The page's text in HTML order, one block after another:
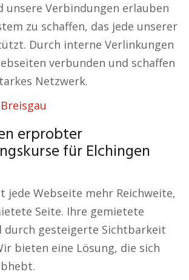
unsere Verbindungen erlauben
zu schaffen, das jede unserer
Durch interne Verlinkungen
verbunden und schaffen
Netzwerk.
erprobter
für Elchingen
jede Webseite mehr Reichweite,
Seite. Ihre gemietete
durch gesteigerte Sichtbarkeit
bieten eine Lösung, die sich